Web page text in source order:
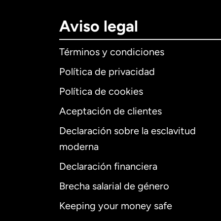
Aviso legal
Términos y condiciones
Política de privacidad
Política de cookies
Aceptación de clientes
Declaración sobre la esclavitud
moderna
Declaración financiera
Brecha salarial de género
Keeping your money safe
Internacional
Alemania